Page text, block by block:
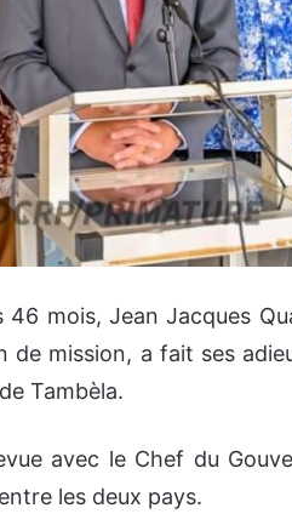
46 mois, Jean Jacques
de mission, a fait ses
Tambèla.
avec le Chef du
les deux pays.